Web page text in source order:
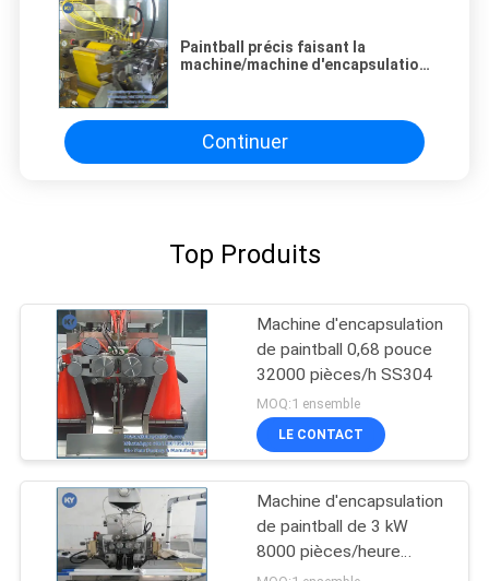
Paintball précis faisant la
machine/machine d'encapsulation
Continuer
Top Produits
Machine d'encapsulation
de paintball 0,68 pouce
32000 pièces/h SS304
MOQ:1 ensemble
LE CONTACT
Machine d'encapsulation
de paintball de 3 kW
8000 pièces/heure